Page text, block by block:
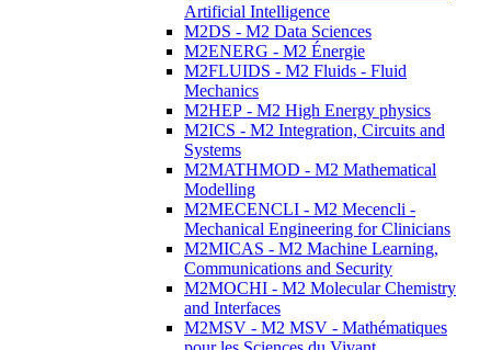
Artificial Intelligence
M2DS - M2 Data Sciences
M2ENERG - M2 Énergie
M2FLUIDS - M2 Fluids - Fluid
Mechanics
M2HEP - M2 High Energy physics
M2ICS - M2 Integration, Circuits and
Systems
M2MATHMOD - M2 Mathematical
Modelling
M2MECENCLI - M2 Mecencli -
Mechanical Engineering for Clinicians
M2MICAS - M2 Machine Learning,
Communications and Security
M2MOCHI - M2 Molecular Chemistry
and Interfaces
M2MSV - M2 MSV - Mathématiques